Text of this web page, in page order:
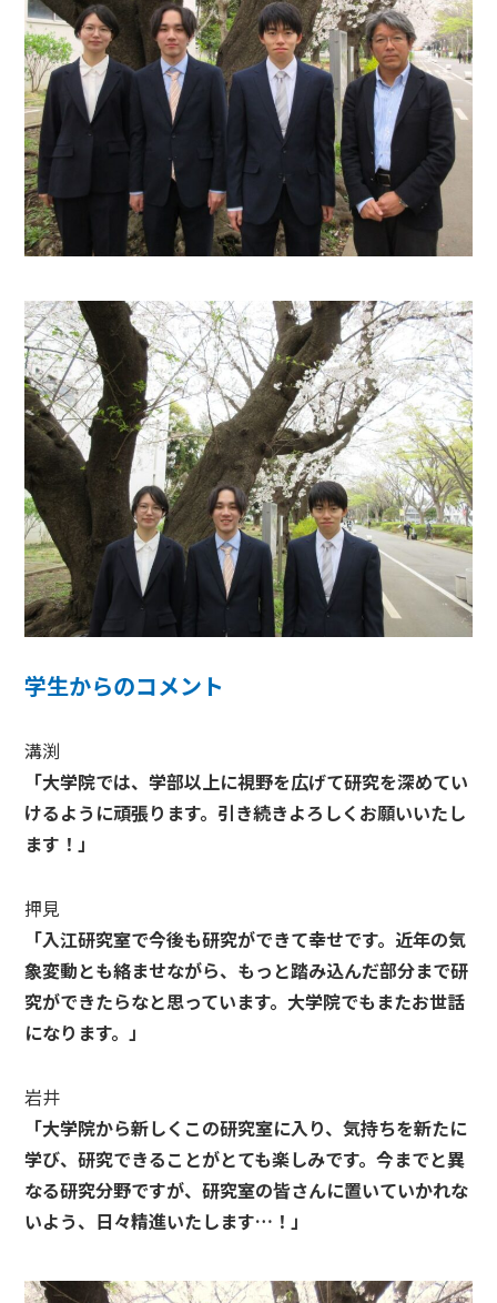
学生からのコメント
溝渕
「大学院では、学部以上に視野を広げて研究を深めてい
けるように頑張ります。引き続きよろしくお願いいたし
ます！」
押見
「入江研究室で今後も研究ができて幸せです。近年の気
象変動とも絡ませながら、もっと踏み込んだ部分まで研
究ができたらなと思っています。大学院でもまたお世話
になります。」
岩井
「大学院から新しくこの研究室に入り、気持ちを新たに
学び、研究できることがとても楽しみです。今までと異
なる研究分野ですが、研究室の皆さんに置いていかれな
いよう、日々精進いたします…！」